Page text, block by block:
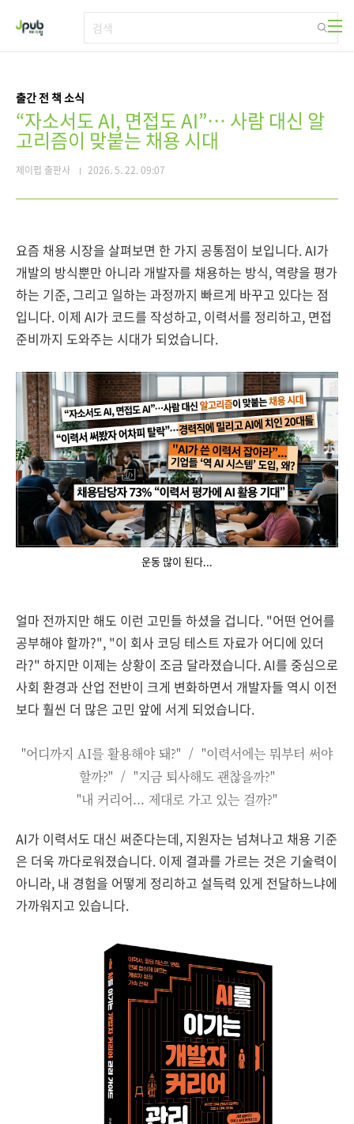
출간 전 책 소식
“자소서도 AI, 면접도 AI”… 사람 대신 알
고리즘이 맞붙는 채용 시대
제이펍 출판사 2026. 5. 22. 09:07
요즘 채용 시장을 살펴보면 한 가지 공통점이 보입니다. AI가
개발의 방식뿐만 아니라 개발자를 채용하는 방식, 역량을 평가
하는 기준, 그리고 일하는 과정까지 빠르게 바꾸고 있다는 점
입니다. 이제 AI가 코드를 작성하고, 이력서를 정리하고, 면접
준비까지 도와주는 시대가 되었습니다.
운동 많이 된다...
얼마 전까지만 해도 이런 고민들 하셨을 겁니다. "어떤 언어를
공부해야 할까?", "이 회사 코딩 테스트 자료가 어디에 있더
라?" 하지만 이제는 상황이 조금 달라졌습니다. AI를 중심으로
사회 환경과 산업 전반이 크게 변화하면서 개발자들 역시 이전
보다 훨씬 더 많은 고민 앞에 서게 되었습니다.
"어디까지 AI를 활용해야 돼?" / "이력서에는 뭐부터 써야
할까?" / "지금 퇴사해도 괜찮을까?"
"내 커리어... 제대로 가고 있는 걸까?"
AI가 이력서도 대신 써준다는데, 지원자는 넘쳐나고 채용 기준
은 더욱 까다로워졌습니다. 이제 결과를 가르는 것은 기술력이
아니라, 내 경험을 어떻게 정리하고 설득력 있게 전달하느냐에
가까워지고 있습니다.